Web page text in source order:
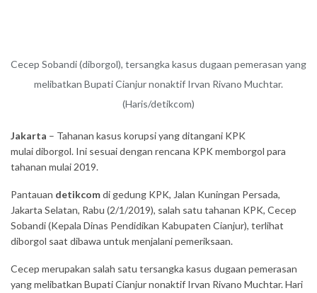
Cecep Sobandi (diborgol), tersangka kasus dugaan pemerasan yang
melibatkan Bupati Cianjur nonaktif Irvan Rivano Muchtar.
(Haris/detikcom)
Jakarta – Tahanan kasus korupsi yang ditangani KPK
mulai diborgol. Ini sesuai dengan rencana KPK memborgol para
tahanan mulai 2019.
Pantauan detikcomdi gedung KPK, Jalan Kuningan Persada,
Jakarta Selatan, Rabu (2/1/2019), salah satu tahanan KPK, Cecep
Sobandi (Kepala Dinas Pendidikan Kabupaten Cianjur), terlihat
diborgol saat dibawa untuk menjalani pemeriksaan.
Cecep merupakan salah satu tersangka kasus dugaan pemerasan
yang melibatkan Bupati Cianjur nonaktif Irvan Rivano Muchtar. Hari